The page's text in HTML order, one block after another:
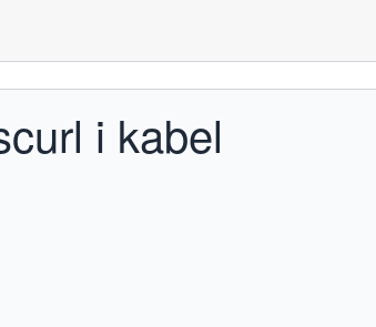
i kabel